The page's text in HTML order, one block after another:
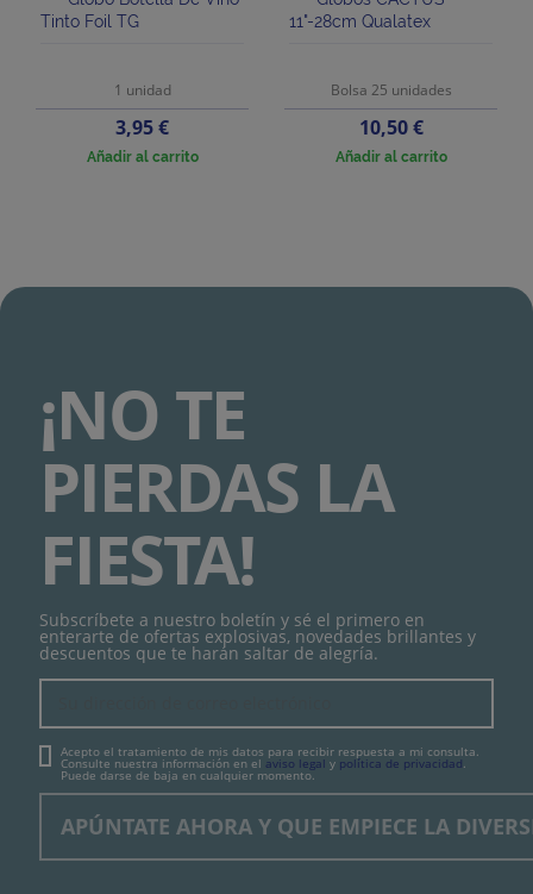
Tinto Foil TG
1 unidad
Precio
3,95 €
Añadir al carrito
11"-28cm Qualatex
Bolsa 25 unidades
Precio
10,50 €
Añadir al carrito
¡NO TE
PIERDAS LA
FIESTA!
Subscríbete a nuestro boletín y sé el primero en
enterarte de ofertas explosivas, novedades brillantes y
descuentos que te harán saltar de alegría.
Acepto el tratamiento de mis datos para recibir respuesta a mi consulta.
Consulte nuestra información en el aviso legal y política de privacidad
Puede darse de baja en cualquier momento.